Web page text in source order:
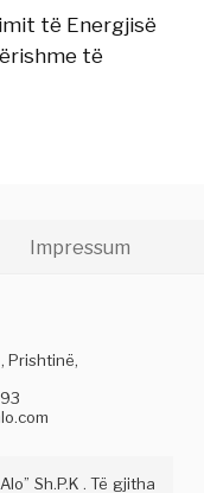
të Energjisë
të
Impressum
Prishtinë,
Sh.P.K . Të gjitha